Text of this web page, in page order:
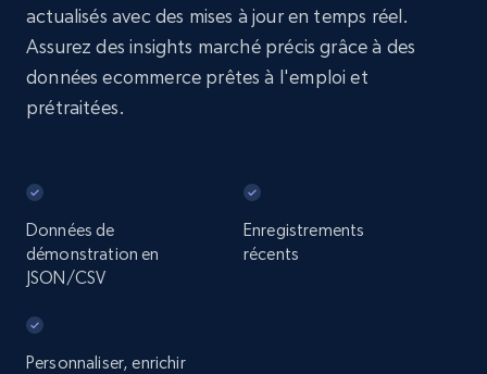
actualisés avec des mises à jour en temps réel.
Assurez des insights marché précis grâce à des
données ecommerce prêtes à l'emploi et
prétraitées.
Données de
démonstration en
JSON/CSV
Enregistrements
récents
Personnaliser, enrichir